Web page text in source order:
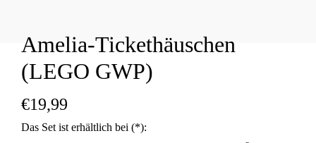
Amelia-Tickethäuschen
(LEGO GWP)
€19,99